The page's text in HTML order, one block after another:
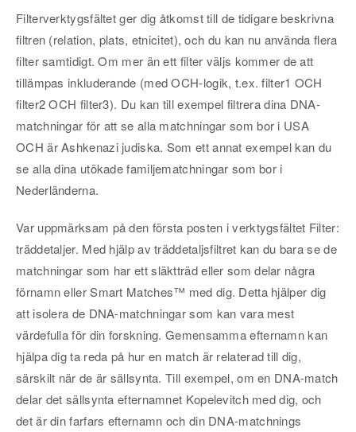
Filterverktygsfältet ger dig åtkomst till de tidigare beskrivna
filtren (relation, plats, etnicitet), och du kan nu använda flera
filter samtidigt. Om mer än ett filter väljs kommer de att
tillämpas inkluderande (med OCH-logik, t.ex. filter1 OCH
filter2 OCH filter3). Du kan till exempel filtrera dina DNA-
matchningar för att se alla matchningar som bor i USA
OCH är Ashkenazi judiska. Som ett annat exempel kan du
se alla dina utökade familjematchningar som bor i
Nederländerna.
Var uppmärksam på den första posten i verktygsfältet Filter:
träddetaljer. Med hjälp av träddetaljsfiltret kan du bara se de
matchningar som har ett släktträd eller som delar några
förnamn eller Smart Matches™ med dig. Detta hjälper dig
att isolera de DNA-matchningar som kan vara mest
värdefulla för din forskning. Gemensamma efternamn kan
hjälpa dig ta reda på hur en match är relaterad till dig,
särskilt när de är sällsynta. Till exempel, om en DNA-match
delar det sällsynta efternamnet Kopelevitch med dig, och
det är din farfars efternamn och din DNA-matchnings